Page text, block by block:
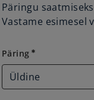
Päringu
Vastame esimesel
Päring
Päring emergency